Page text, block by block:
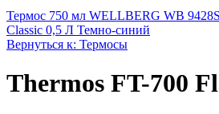
Термос 750 мл WELLBERG WB 9428
Classic 0,5 Л Темно-синий
Вернуться к: Термосы
Thermos FT-700